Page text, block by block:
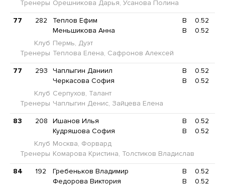
Тренеры Орешникова Дарья, Усанова Полина
77 282 Теплов Ефим B
0.52
Меньшикова Анна
B
0.52
Клуб Пермь, Дуэт
Тренеры Теплова Елена, Сафронов Алексей
77 293 Чаплыгин Даниил B
0.52
Черкасова София
B
0.52
Клуб Серпухов, Талант
Тренеры Чаплыгин Денис, Зайцева Елена
83 208 Ишанов Илья B
0.52
Кудряшова София
B
0.52
Клуб Москва, Форвард
Тренеры Комарова Кристина, Толстиков Владислав
84 192 Гребеньков Владимир B
0.52
Федорова Виктория
B
0.52